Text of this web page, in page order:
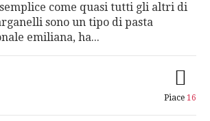
come quasi tutti gli altri di
sono un tipo di pasta
emiliana, ha...
Piace 16